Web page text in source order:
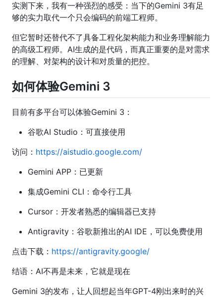
实测下来，我有一种强烈的感受：当下的Gemini 3有足
够的实力取代一个只会编码的前端工程师。
但它暂时还替代不了具备工程化架构能力和业务理解能力
的高级工程师。AI生成的是代码，而真正重要的是对需求
的理解、对架构的设计和对质量的把控。
如何体验Gemini 3
目前有多平台可以体验Gemini 3：
谷歌AI Studio：可直接使用
访问： https://aistudio.google.com/
Gemini APP：已更新
集成Gemini CLI：命令行工具
Cursor：开发者熟悉的编辑器已支持
Antigravity：谷歌新推出的AI IDE，可以免费使用
点击下载： https://antigravity.google/
结语：AI不再是未来，它就是现在
Gemini 3的发布，让人回想起当年GPT-4刚出来时的兴